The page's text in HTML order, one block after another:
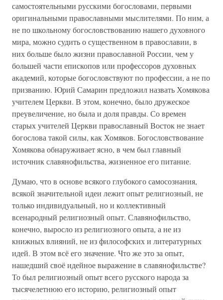
самостоятельными русскими богословами, первыми
оригинальными православными мыслителями. По ним, а
не по школьному богословствованию нашего духовного
мира, можно судить о существенном в православии, в
них больше было жизни православной России, чем у
большей части епископов или профессоров духовных
академий, которые богословствуют по профессии, а не по
призванию. Юрий Самарин предложил назвать Хомякова
учителем Церкви. В этом, конечно, было дружеское
преувеличение, но была и доля правды. Со времен
старых учителей Церкви православный Восток не знает
богослова такой силы, как Хомяков. Богословствование
Хомякова обнаруживает ясно, в чем был главный
источник славянофильства, жизненное его питание.
Думаю, что в основе всякого глубокого самосознания,
всякой значительной идеи лежит опыт религиозный, не
только индивидуальный, но и коллективный
всенародный религиозный опыт. Славянофильство,
конечно, выросло из религиозного опыта, а не из
книжных влияний, не из философских и литературных
идей. В этом всё его значение. Что же это за опыт,
нашедший своё идейное выражение в славянофильстве?
То был религиозный опыт всего русского народа за
тысячелетнюю его историю, религиозный опыт